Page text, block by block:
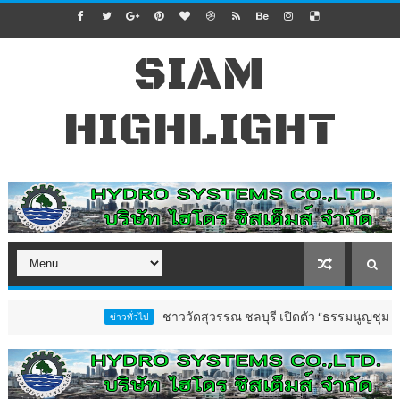
SIAM
HIGHLIGHT
ชาววัดสุวรรณ ชลบุรี เปิดตัว “ธรรมนูญชุมชนตำบลวัด